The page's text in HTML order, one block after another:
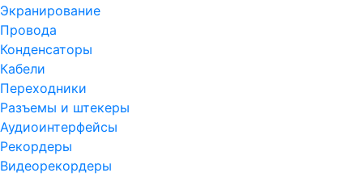
Экранирование
Провода
Конденсаторы
Кабели
Переходники
Разъемы и штекеры
Аудиоинтерфейсы
Рекордеры
Видеорекордеры